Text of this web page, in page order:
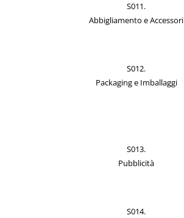
S011.
Abbigliamento e Accessori
S012.
Packaging e Imballaggi
S013.
Pubblicità
S014.